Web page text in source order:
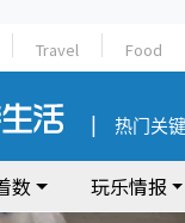
Travel Food
热门关键
数 玩乐情报